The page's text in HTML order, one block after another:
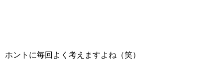
ホントに毎回よく考えますよね（笑）